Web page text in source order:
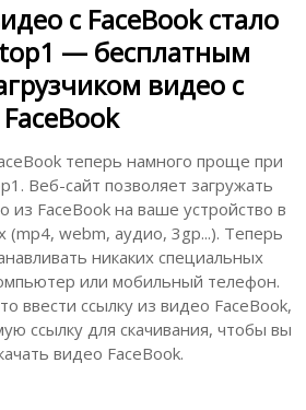
с FaceBook стало
— бесплатным
видео с
FaceBook
теперь намного проще при
Веб-сайт позволяет загружать
FaceBook на ваше устройство в
(mp4, webm, аудио, 3gp...). Теперь
никаких специальных
или мобильный телефон.
ввести ссылку из видео FaceBook,
ссылку для скачивания, чтобы вы
видео FaceBook.